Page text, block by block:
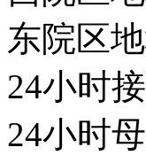
东院区
24小时
24小时